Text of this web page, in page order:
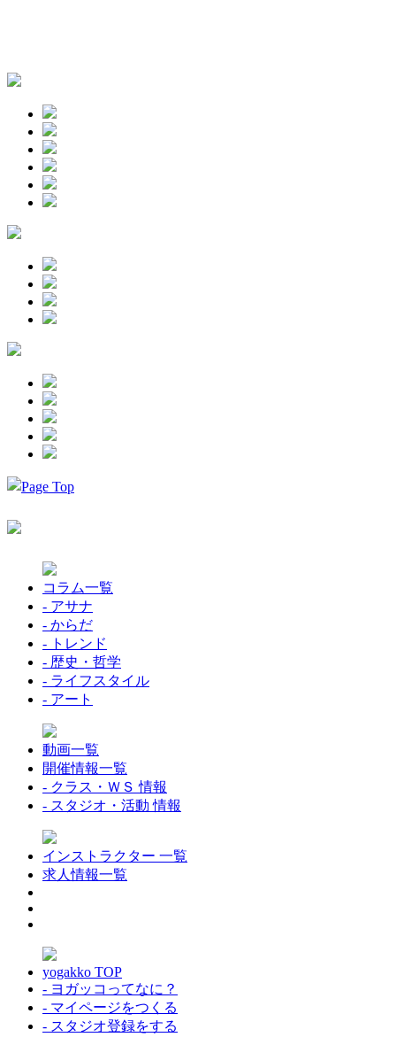
コラム一覧
- アサナ
- からだ
- トレンド
- 歴史・哲学
- ライフスタイル
- アート
動画一覧
開催情報一覧
- クラス・ＷＳ 情報
- スタジオ・活動 情報
インストラクター 一覧
求人情報一覧
yogakko TOP
- ヨガッコってなに？
- マイページをつくる
- スタジオ登録をする